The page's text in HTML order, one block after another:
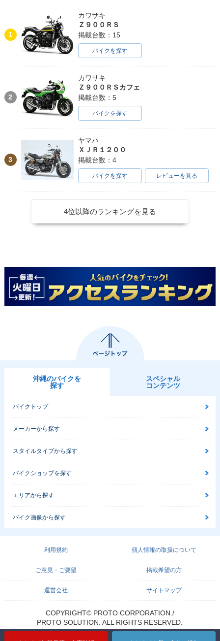
1
カワサキ
Ｚ９００ＲＳ
掲載台数：15
バイクを探す
2
カワサキ
Ｚ９００ＲＳカフェ
掲載台数：5
バイクを探す
3
ヤマハ
ＸＪＲ１２００
掲載台数：4
バイクを探す レビューを見る
4位以降のランキングを見る
沖縄のバイクを
探す
スペシャル
コンテンツ
バイクトップ
メーカーから探す
スタイルタイプから探す
バイクショップを探す
エリアから探す
バイク画像から探す
利用規約 個人情報の取扱について
ご意見・ご要望 掲載希望の方
運営会社 サイトマップ
COPYRIGHT© PROTO CORPORATION./
PROTO SOLUTION. ALL RIGHTS RESERVED.